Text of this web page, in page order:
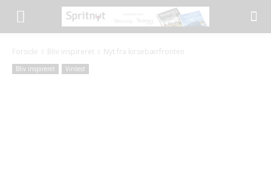
Forside Bliv inspireret Nyt fra kirsebærfronten
Bliv inspireret Vintest